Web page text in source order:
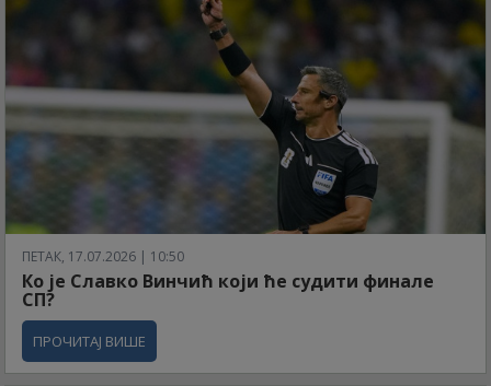
ПЕТАК, 17.07.2026 | 10:50
Ко је Славко Винчић који ће судити финале
СП?
ПРОЧИТАЈ ВИШЕ